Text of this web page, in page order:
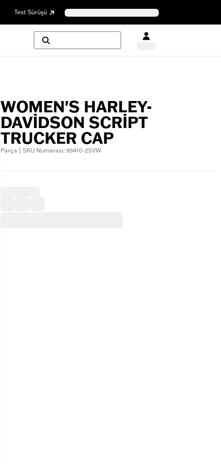
Test Sürüşü
WOMEN'S HARLEY-
DAVIDSON SCRIPT
TRUCKER CAP
Parça | SKU Numarası: 99410-25VW